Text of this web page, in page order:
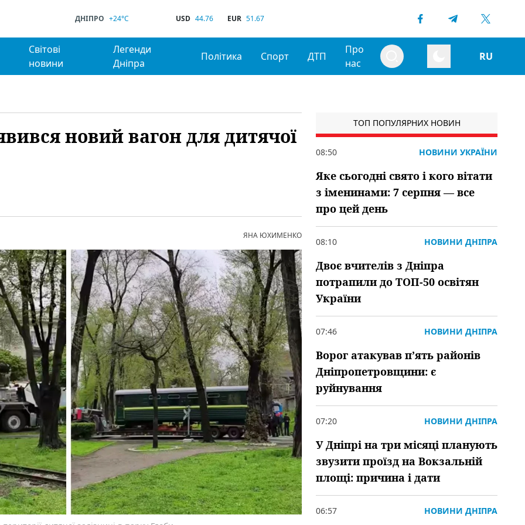
ДНІПРО +24°C USD 44.76 EUR 51.67
Світові
новини
Легенди
Дніпра
Політика Спорт ДТП
Про
нас
RU
новий вагон для дитячої
ЯНА ЮХИМЕНКО
ТОП ПОПУЛЯРНИХ НОВИН
08:50 НОВИНИ УКРАЇНИ
Яке сьогодні свято і кого вітати
з іменинами: 7 серпня — все
про цей день
08:10 НОВИНИ ДНІПРА
Двоє вчителів з Дніпра
потрапили до ТОП-50 освітян
України
07:46 НОВИНИ ДНІПРА
Ворог атакував пʼять районів
Дніпропетровщини: є
руйнування
07:20 НОВИНИ ДНІПРА
У Дніпрі на три місяці планують
звузити проїзд на Вокзальній
площі: причина і дати
06:57 НОВИНИ ДНІПРА